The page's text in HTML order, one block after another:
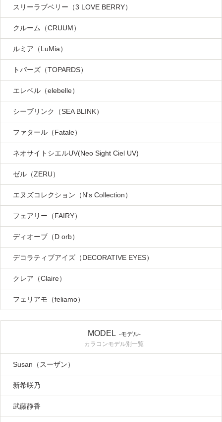
スリーラブベリー（3 LOVE BERRY）
クルーム（CRUUM）
ルミア（LuMia）
トパーズ（TOPARDS）
エレベル（elebelle）
シーブリンク（SEA BLINK）
ファタール（Fatale）
ネオサイトシエルUV(Neo Sight Ciel UV)
ゼル（ZERU）
エヌズコレクション（N's Collection）
フェアリー（FAIRY）
ディオーブ（D orb）
デコラティブアイズ（DECORATIVE EYES）
クレア（Claire）
フェリアモ（feliamo）
MODEL -モデル-
カラコンモデル別一覧
Susan（スーザン）
新希咲乃
武藤静香